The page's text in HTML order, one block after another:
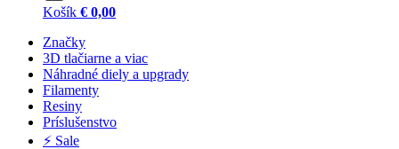
Košík € 0,00
Značky
3D tlačiarne a viac
Náhradné diely a upgrady
Filamenty
Resiny
Príslušenstvo
⚡ Sale